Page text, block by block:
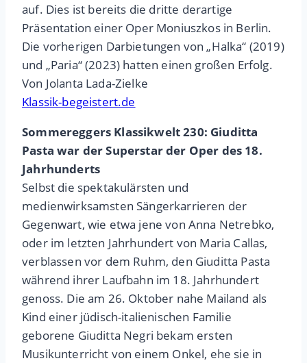
auf. Dies ist bereits die dritte derartige
Präsentation einer Oper Moniuszkos in Berlin.
Die vorherigen Darbietungen von „Halka“ (2019)
und „Paria“ (2023) hatten einen großen Erfolg.
Von Jolanta Lada-Zielke
Klassik-begeistert.de
Sommereggers Klassikwelt 230: Giuditta
Pasta war der Superstar der Oper des 18.
Jahrhunderts
Selbst die spektakulärsten und
medienwirksamsten Sängerkarrieren der
Gegenwart, wie etwa jene von Anna Netrebko,
oder im letzten Jahrhundert von Maria Callas,
verblassen vor dem Ruhm, den Giuditta Pasta
während ihrer Laufbahn im 18. Jahrhundert
genoss. Die am 26. Oktober nahe Mailand als
Kind einer jüdisch-italienischen Familie
geborene Giuditta Negri bekam ersten
Musikunterricht von einem Onkel, ehe sie in